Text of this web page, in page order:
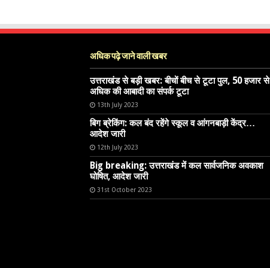
अधिक पढ़े जाने वाली खबर
उत्तराखंड से बड़ी खबर: बीचों बीच से टूटा पुल, 50 हजार से
अधिक की आबादी का संपर्क टूटा
13th July 2023
बिग ब्रेकिंग: कल बंद रहेंगे स्कूल व आंगनबाड़ी केंद्र…
आदेश जारी
12th July 2023
Big breaking: उत्तराखंड में कल सार्वजनिक अवकाश
घोषित, आदेश जारी
31st October 2023